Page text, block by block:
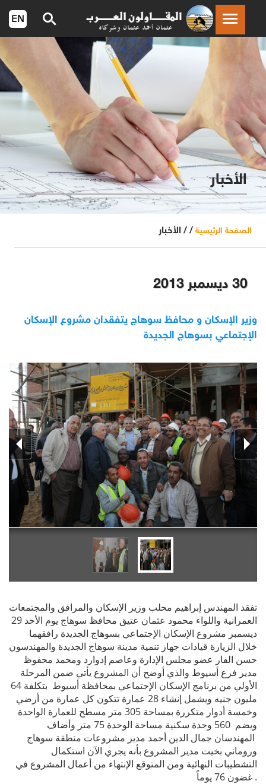
الأخبار
الصفحة الرئيسية / / الأخبار
30 ديسمبر 2013
وزير الإسكان و محافظ سوهاج يتفقدان مشروع الإسكان
الإجتماعي بسوهاج الجديدة
تفقد المهندس إبراهيم محلب وزير الإسكان والمرافق والمجتمعات
العمرانية واللواء محمود عثمان عتيق محافظ سوهاج يوم الأحد 29
ديسمبر مشروع الإسكان الإجتماعي بسوهاج الجديدة رافقهما
خلال الزيارة قيادات جهاز تنمية مدينة سوهاج الجديدة والمهندسون
حسن الفار عضو مجلس الإدارة وعاصم إدوارد ومحمد محفوظ
مدير فرع أسيوط والذي أوضح أن المشروع يأتي ضمن المرحلة
الأولي من برنامج الإسكان الإجتماعي بمحافظة أسيوط بتكلفة 64
مليون جنيه ويشمل إنشاء 28 عمارة تتكون كل عمارة من أرضي
وخمسة أدوار متكررة بمساحة 305 متر مسطح للعمارة الواحدة
ويضم 560 وحدة سكنية مساحة الوحدة 75 متر وأضاف
المهندسان جمال الدين أحمد مدير مشروعات منطقة سوهاج
وروماني بخيت مدير المشروع بأنه يجري الآن استكمال
التشطيبات النهائية ومن المتوقع الإنتهاء من أعمال المشروع في
غضون 76 يوماً .